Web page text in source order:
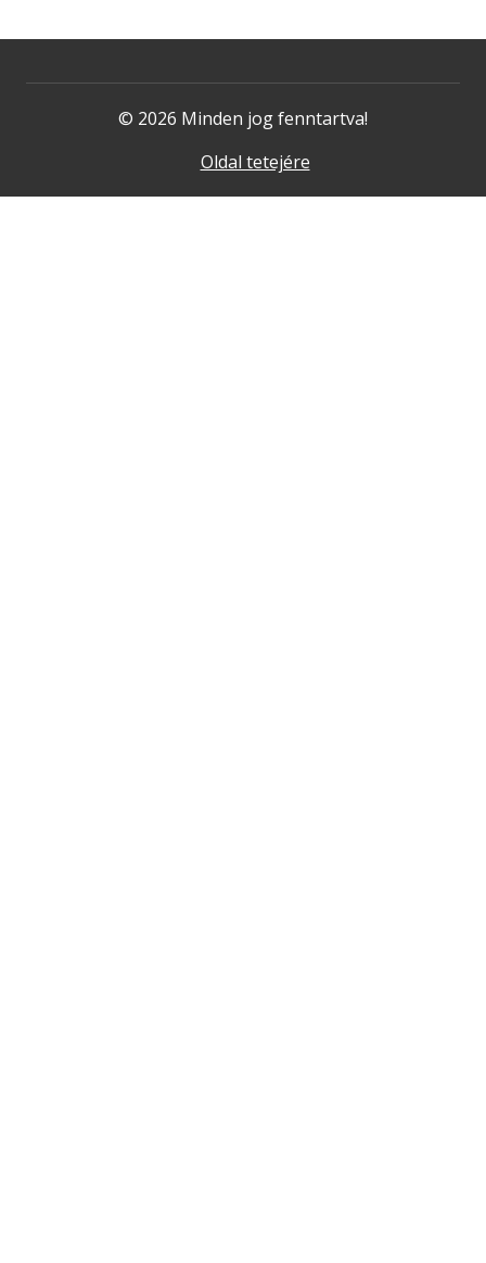
© 2026 Minden jog fenntartva!
Oldal tetejére